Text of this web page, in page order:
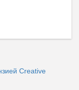
Creative